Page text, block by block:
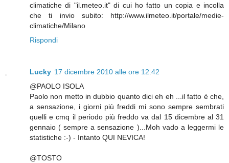
climatiche di "il.meteo.it" di cui ho fatto un copia e incolla
che ti invio subito: http://www.ilmeteo.it/portale/medie-
climatiche/Milano
Rispondi
Lucky 17 dicembre 2010 alle ore 12:42
@PAOLO ISOLA
Paolo non metto in dubbio quanto dici eh eh ...il fatto è che,
a sensazione, i giorni più freddi mi sono sempre sembrati
quelli e cmq il periodo più freddo va dal 15 dicembre al 31
gennaio ( sempre a sensazione )...Moh vado a leggermi le
statistiche :-) - Intanto QUI NEVICA!
@TOSTO